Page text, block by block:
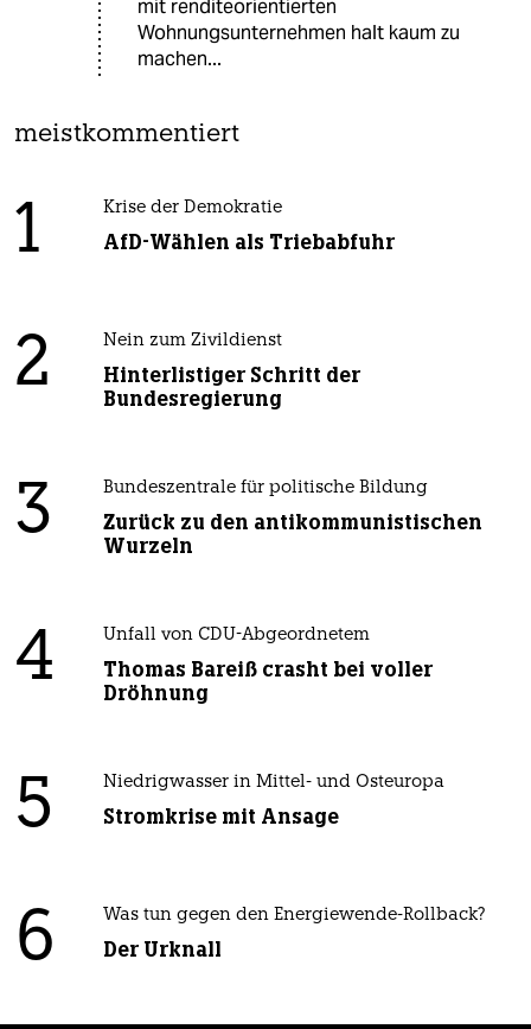
mit renditeorientierten
Wohnungsunternehmen halt kaum zu
machen...
meistkommentiert
1 Krise der Demokratie
AfD-Wählen als Triebabfuhr
2 Nein zum Zivildienst
Hinterlistiger Schritt der
Bundesregierung
3 Bundeszentrale für politische Bildung
Zurück zu den antikommunistischen
Wurzeln
4 Unfall von CDU-Abgeordnetem
Thomas Bareiß crasht bei voller
Dröhnung
5 Niedrigwasser in Mittel- und Osteuropa
Stromkrise mit Ansage
6 Was tun gegen den Energiewende-Rollback?
Der Urknall